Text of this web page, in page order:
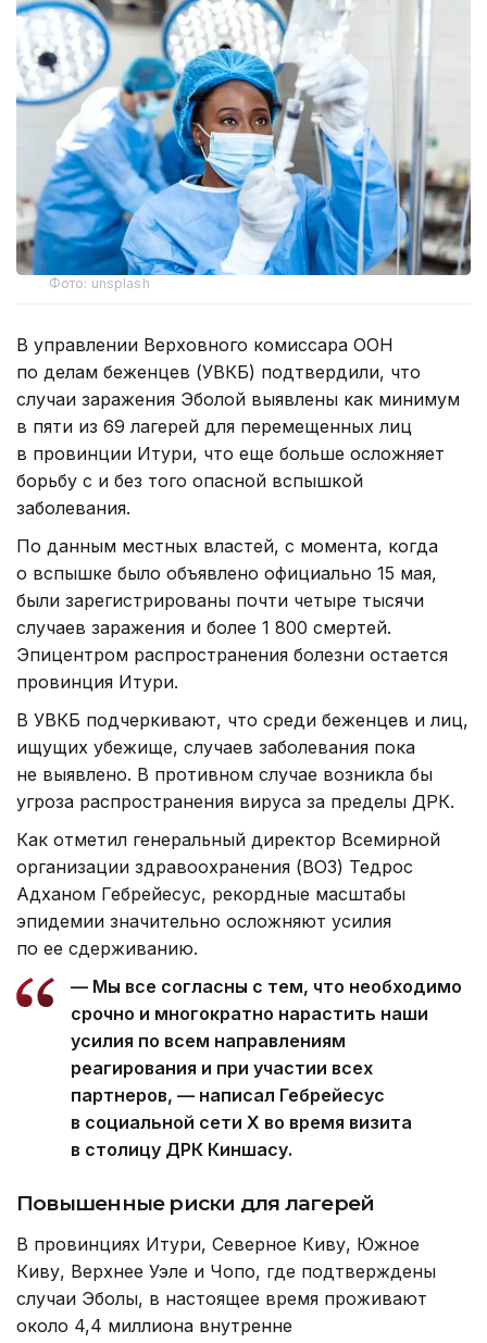
Фото: unsplash
В управлении Верховного комиссара ООН
по делам беженцев (УВКБ) подтвердили, что
случаи заражения Эболой выявлены как минимум
в пяти из 69 лагерей для перемещенных лиц
в провинции Итури, что еще больше осложняет
борьбу с и без того опасной вспышкой
заболевания.
По данным местных властей, с момента, когда
о вспышке было объявлено официально 15 мая,
были зарегистрированы почти четыре тысячи
случаев заражения и более 1 800 смертей.
Эпицентром распространения болезни остается
провинция Итури.
В УВКБ подчеркивают, что среди беженцев и лиц,
ищущих убежище, случаев заболевания пока
не выявлено. В противном случае возникла бы
угроза распространения вируса за пределы ДРК.
Как отметил генеральный директор Всемирной
организации здравоохранения (ВОЗ) Тедрос
Адханом Гебрейесус, рекордные масштабы
эпидемии значительно осложняют усилия
по ее сдерживанию.
— Мы все согласны с тем, что необходимо
срочно и многократно нарастить наши
усилия по всем направлениям
реагирования и при участии всех
партнеров, — написал Гебрейесус
в социальной сети Х во время визита
в столицу ДРК Киншасу.
Повышенные риски для лагерей
В провинциях Итури, Северное Киву, Южное
Киву, Верхнее Уэле и Чопо, где подтверждены
случаи Эболы, в настоящее время проживают
около 4,4 миллиона внутренне